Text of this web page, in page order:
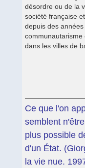
désordre ou de la
société française
depuis des
communautarisme
dans les villes de
Ce que l'on
semblent
plus possible
d'un État.
la vie nue.